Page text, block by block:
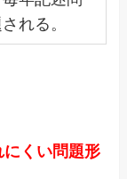
れる。
くい問題形